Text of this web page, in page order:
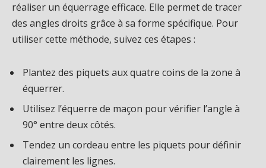
réaliser un équerrage efficace. Elle permet de tracer
des angles droits grâce à sa forme spécifique. Pour
utiliser cette méthode, suivez ces étapes :
Plantez des piquets aux quatre coins de la zone à
équerrer.
Utilisez l’équerre de maçon pour vérifier l’angle à
90° entre deux côtés.
Tendez un cordeau entre les piquets pour définir
clairement les lignes.